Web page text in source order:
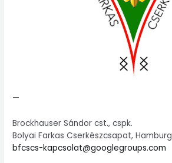
—
Brockhauser Sándor cst., cspk.
Bolyai Farkas Cserkészcsapat, Hamburg
bfcscs-kapcsolat@googlegroups.com